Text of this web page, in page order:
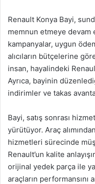
Renault Konya Bayi,
memnun etmeye devam
kampanyalar, uygun
alıcıların bütçelerine
insan, hayalindeki
Ayrıca, bayinin
indirimler ve takas
Bayi, satış sonrası
yürütüyor. Araç
hizmetleri sürecinde
Renault’un kalite
orijinal yedek parça ile
araçların performansını